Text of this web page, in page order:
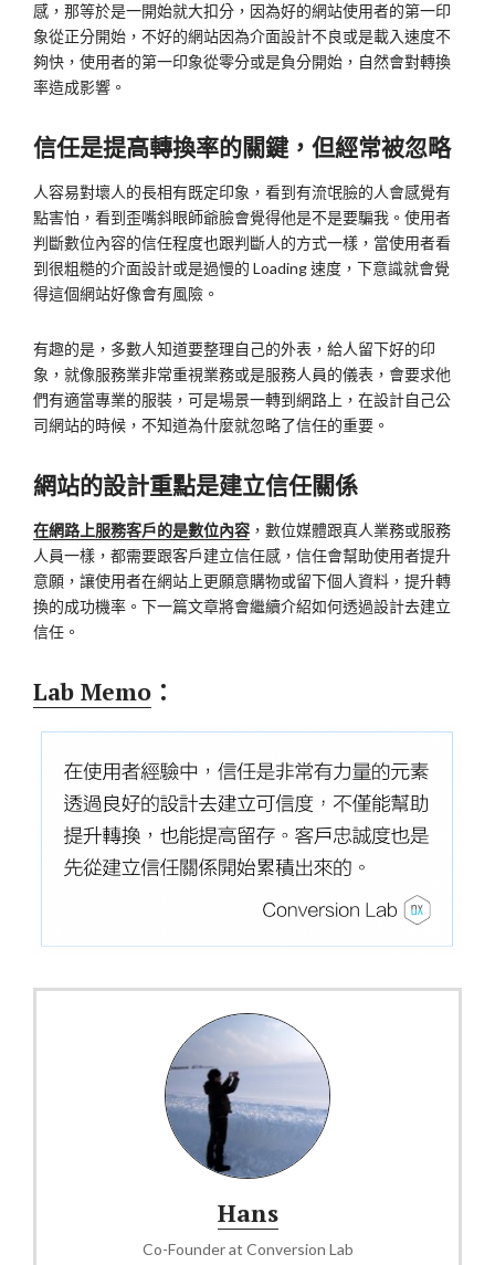
感，那等於是一開始就大扣分，因為好的網站使用者的第一印
象從正分開始，不好的網站因為介面設計不良或是載入速度不
夠快，使用者的第一印象從零分或是負分開始，自然會對轉換
率造成影響。
信任是提高轉換率的關鍵，但經常被忽略
人容易對壞人的長相有既定印象，看到有流氓臉的人會感覺有
點害怕，看到歪嘴斜眼師爺臉會覺得他是不是要騙我。使用者
判斷數位內容的信任程度也跟判斷人的方式一樣，當使用者看
到很粗糙的介面設計或是過慢的 Loading 速度，下意識就會覺
得這個網站好像會有風險。
有趣的是，多數人知道要整理自己的外表，給人留下好的印
象，就像服務業非常重視業務或是服務人員的儀表，會要求他
們有適當專業的服裝，可是場景一轉到網路上，在設計自己公
司網站的時候，不知道為什麼就忽略了信任的重要。
網站的設計重點是建立信任關係
在網路上服務客戶的是數位內容 ，數位媒體跟真人業務或服務
人員一樣，都需要跟客戶建立信任感，信任會幫助使用者提升
意願，讓使用者在網站上更願意購物或留下個人資料，提升轉
換的成功機率。下一篇文章將會繼續介紹如何透過設計去建立
信任。
Lab Memo ：
Hans
Co-Founder at Conversion Lab